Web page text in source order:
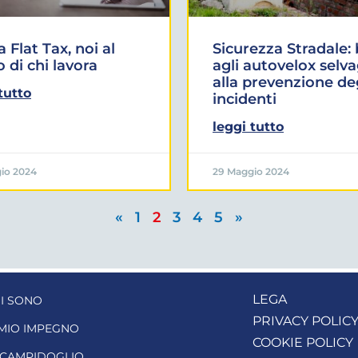
Flat Tax, noi al
di chi lavora
2024
Sicurezza Stradale:
agli autovelox
alla prevenzione
incidenti
leggi tutto
29 Maggio 2024
« 1 2 3 4 5 »
SONO
IMPEGNO
LEGA
PRIVACY
COOKIE POLICY